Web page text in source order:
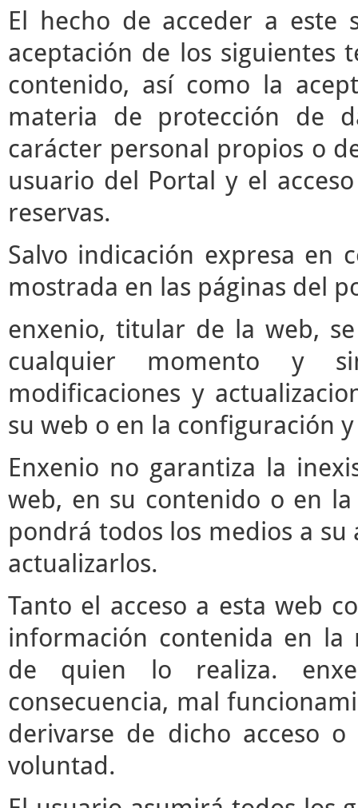
El hecho de acceder a
aceptación de los siguientes
contenido, así como la
materia de protección de
carácter personal propios o
usuario del Portal y el
reservas.
Salvo indicación expresa en
mostrada en las páginas del
enxenio, titular de la web,
cualquier momento y
modificaciones y
su web o en la configuración
Enxenio no garantiza la
web, en su contenido o en
pondrá todos los medios a
actualizarlos.
Tanto el acceso a esta web
información contenida en la
de quien lo realiza.
consecuencia, mal
derivarse de dicho acceso
voluntad.